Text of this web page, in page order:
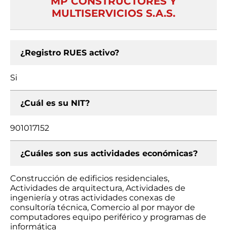
MULTISERVICIOS S.A.S.
¿Registro RUES activo?
Si
¿Cuál es su NIT?
901017152
¿Cuáles son sus actividades económicas?
Construcción de edificios residenciales,
Actividades de arquitectura, Actividades de
ingeniería y otras actividades conexas de
consultoría técnica, Comercio al por mayor de
computadores equipo periférico y programas de
informática